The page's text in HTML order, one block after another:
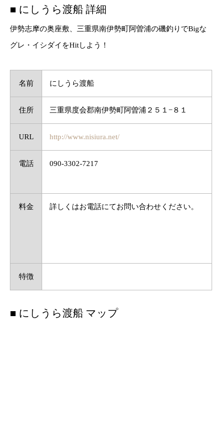
■ にしうら渡船 詳細
伊勢志摩の奥座敷、三重県南伊勢町阿曽浦の磯釣りでBigな
グレ・イシダイをHitしよう！
名前 にしうら渡船
住所 三重県度会郡南伊勢町阿曽浦２５１−８１
URL http://www.nisiura.net/
電話 090-3302-7217
料金 詳しくはお電話にてお問い合わせください。
特徴
■ にしうら渡船 マップ